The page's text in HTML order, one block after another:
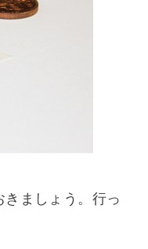
ましょう。行っ